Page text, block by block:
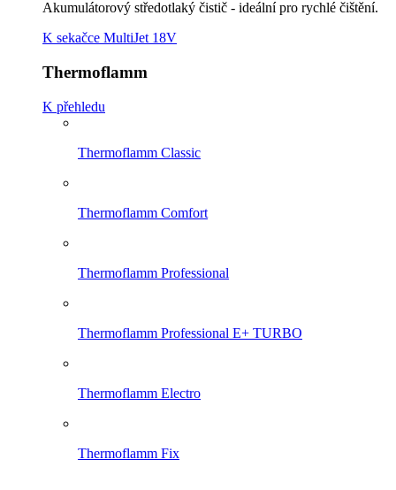
Akumulátorový středotlaký čistič - ideální pro rychlé čištění.
K sekačce MultiJet 18V
Thermoflamm
K přehledu
Thermoflamm Classic
Thermoflamm Comfort
Thermoflamm Professional
Thermoflamm Professional E+ TURBO
Thermoflamm Electro
Thermoflamm Fix